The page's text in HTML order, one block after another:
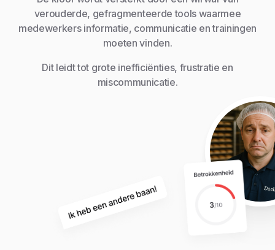
verouderde, gefragmenteerde tools waarmee
medewerkers informatie, communicatie en trainingen
moeten vinden.
Dit leidt tot grote inefficiënties, frustratie en
miscommunicatie.